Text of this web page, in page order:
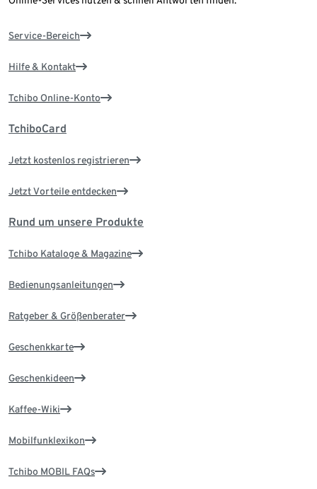
Service-Bereich
Hilfe & Kontakt
Tchibo Online-Konto
TchiboCard
Jetzt kostenlos registrieren
Jetzt Vorteile entdecken
Rund um unsere Produkte
Tchibo Kataloge & Magazine
Bedienungsanleitungen
Ratgeber & Größenberater
Geschenkkarte
Geschenkideen
Kaffee-Wiki
Mobilfunklexikon
Tchibo MOBIL FAQs